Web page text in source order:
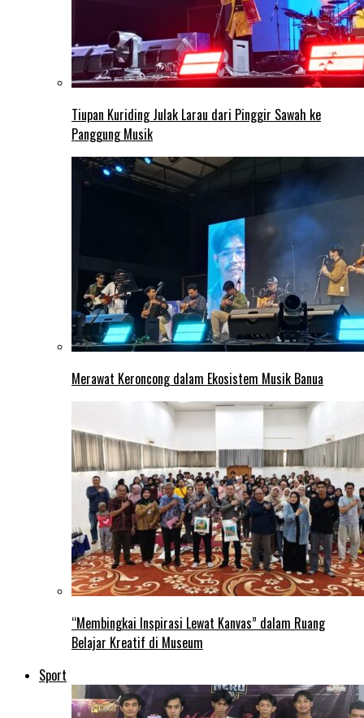
Tiupan Kuriding Julak Larau dari Pinggir Sawah ke
Panggung Musik
Merawat Keroncong dalam Ekosistem Musik Banua
“Membingkai Inspirasi Lewat Kanvas” dalam Ruang
Belajar Kreatif di Museum
Sport